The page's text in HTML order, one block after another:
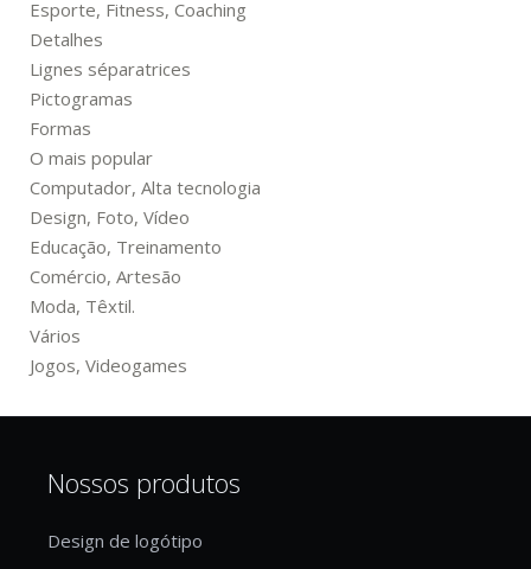
Esporte, Fitness, Coaching
Detalhes
Lignes séparatrices
Pictogramas
Formas
O mais popular
Computador, Alta tecnologia
Design, Foto, Vídeo
Educação, Treinamento
Comércio, Artesão
Moda, Têxtil.
Vários
Jogos, Videogames
Nossos produtos
Design de logótipo